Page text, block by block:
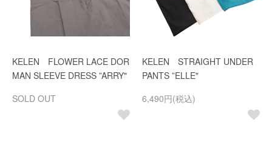
KELEN FLOWER LACE DOR
MAN SLEEVE DRESS ”ARRY"
SOLD OUT
KELEN STRAIGHT UNDER
PANTS ”ELLE"
6,490円(税込)